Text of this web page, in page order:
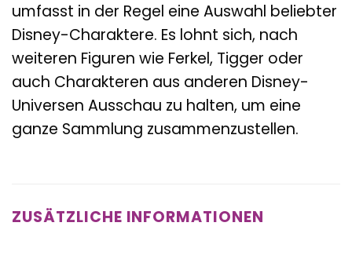
umfasst in der Regel eine Auswahl beliebter
Disney-Charaktere. Es lohnt sich, nach
weiteren Figuren wie Ferkel, Tigger oder
auch Charakteren aus anderen Disney-
Universen Ausschau zu halten, um eine
ganze Sammlung zusammenzustellen.
ZUSÄTZLICHE INFORMATIONEN